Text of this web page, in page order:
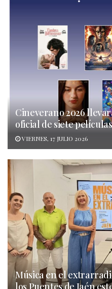
Cineverano 2026
oficial de siete
VIERNES, 17 JULIO 2026
Música en el
los Puentes de Jaén